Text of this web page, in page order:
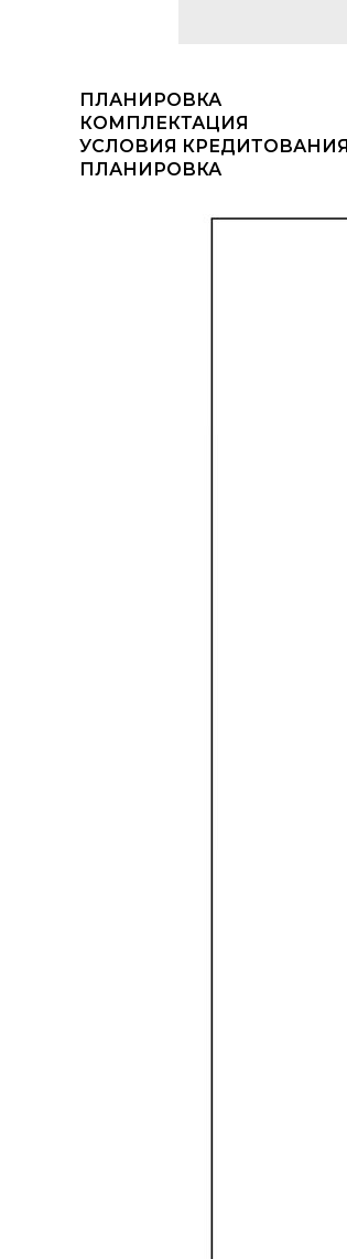
ПЛАНИРОВКА
КОМПЛЕКТАЦИЯ
УСЛОВИЯ КРЕДИТОВАНИЯ
ПЛАНИРОВКА